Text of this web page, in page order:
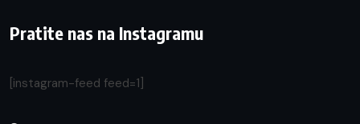
Pratite nas na Instagramu
[instagram-feed feed=1]